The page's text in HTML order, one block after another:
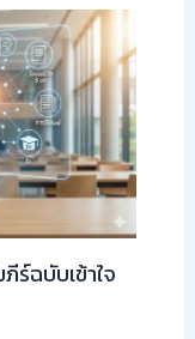
ร์ฉบับเข้าใจ